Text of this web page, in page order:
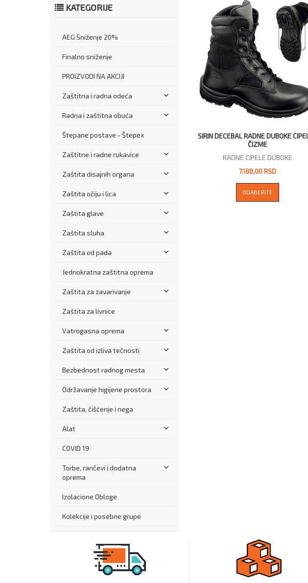
KATEGORIJE
AEG Sniženje 20%
Finalno sniženje
PROIZVODI NA AKCIJI
Zaštitna i radna odeća
Radna i zaštitna obuća
Štepane postave - Štepex
Zaštitne i radne rukavice
Zaštita disajnih organa
Zaštita očiju i lica
Zaštita glave
Zaštita sluha
Zaštita od pada
Jednokratna zaštitna oprema
Zaštita za zavarivanje
Zaštita za livnice
Vatrogasna oprema
Zaštita od izliva tečnosti
Bezbednost radnog mesta
Održavanje higijene prostora
Zaštita, čišćenje i nega
Alat
COVID 19
Torbe, rančevi i dodatna
oprema
Izolacione Obloge
Kolekcije i posebne grupe
SIRIN DECEBAL RADNE DUBOKE
ČIZME
RADNE CIPELE DUBOKE
7.188,00 RSD
ODABERITE